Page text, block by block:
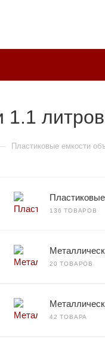
Пластиковые емкости
136 ТОВАРОВ
20 ТОВАРОВ
42 ТОВАРА